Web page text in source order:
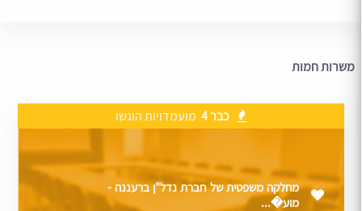
משרות חמות
כבר 4 מועמדויות הוגשו
מחלקה משפטית של חברת נדל"ן ברעננה -
מוע�...